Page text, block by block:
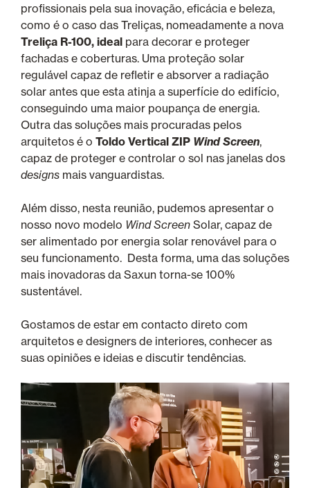
profissionais pela sua inovação, eficácia e beleza,
como é o caso das Treliças, nomeadamente a nova
Treliça R-100, ideal para decorar e proteger
fachadas e coberturas. Uma proteção solar
regulável capaz de refletir e absorver a radiação
solar antes que esta atinja a superfície do edifício,
conseguindo uma maior poupança de energia.
Outra das soluções mais procuradas pelos
arquitetos é o Toldo Vertical ZIP Wind Screen,
capaz de proteger e controlar o sol nas janelas dos
designs mais vanguardistas.
Além disso, nesta reunião, pudemos apresentar o
nosso novo modelo Wind Screen Solar, capaz de
ser alimentado por energia solar renovável para o
seu funcionamento. Desta forma, uma das soluções
mais inovadoras da Saxun torna-se 100%
sustentável.
Gostamos de estar em contacto direto com
arquitetos e designers de interiores, conhecer as
suas opiniões e ideias e discutir tendências.